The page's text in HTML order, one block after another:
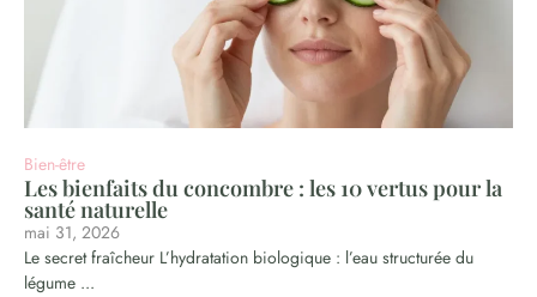
Bien-être
Les bienfaits du concombre : les 10 vertus pour la
santé naturelle
mai 31, 2026
Le secret fraîcheur L’hydratation biologique : l’eau structurée du
légume ...